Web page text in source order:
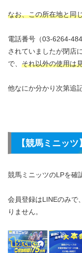
なお、この所在地と同
電話番号（03-6264-
されていましたが閉店
で、 それ以外の使用は
他なにか分かり次第追
【競馬ミニッ
競馬ミニッツのLPを確
会員登録はLINEのみで
りません。